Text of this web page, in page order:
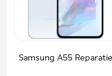
Samsung A55 Reparatie